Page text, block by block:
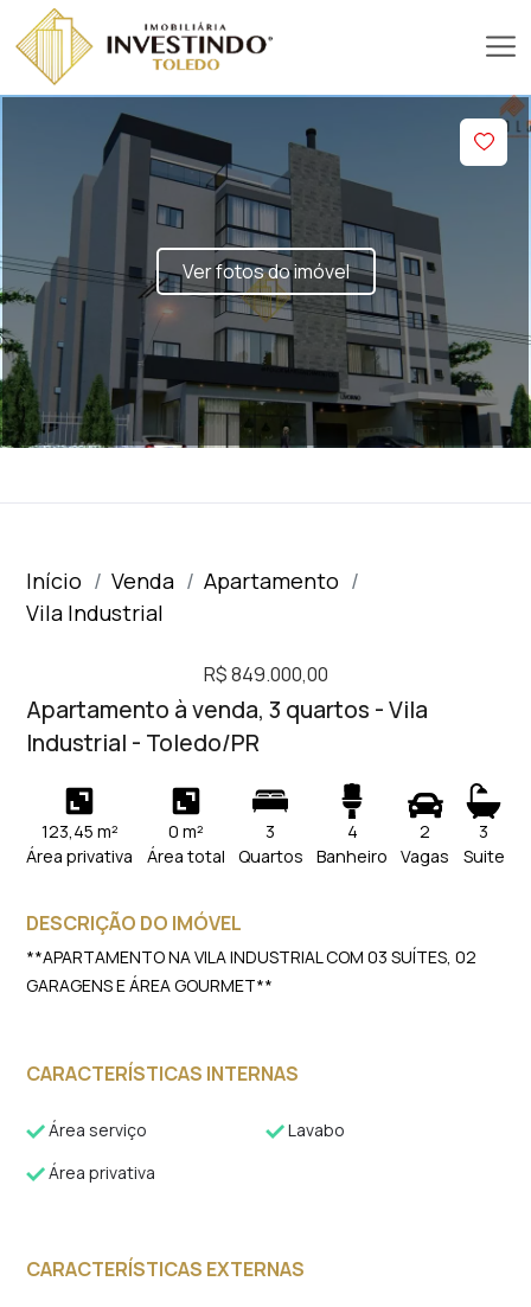
Ver fotos do imóvel
Início Venda
Apartamento
Vila Industrial
R$ 849.000,00
Apartamento à venda, 3 quartos - Vila
Industrial - Toledo/PR
123,45 m²
Área privativa
0 m²
Área total
3
Quartos
4
Banheiro
2
Vagas
3
Suite
DESCRIÇÃO DO IMÓVEL
**APARTAMENTO NA VILA INDUSTRIAL COM 03 SUÍTES, 02
GARAGENS E ÁREA GOURMET**
CARACTERÍSTICAS INTERNAS
Área serviço
Lavabo
Área privativa
CARACTERÍSTICAS EXTERNAS